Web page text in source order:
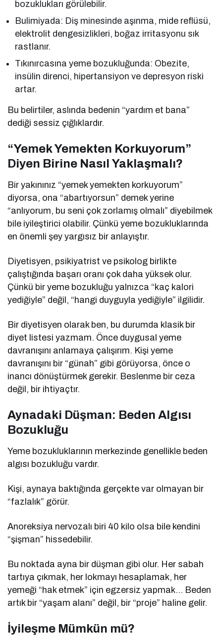
bozuklukları görülebilir.
Bulimiyada: Diş minesinde aşınma, mide reflüsü,
elektrolit dengesizlikleri, boğaz irritasyonu sık
rastlanır.
Tıkınırcasına yeme bozukluğunda: Obezite,
insülin direnci, hipertansiyon ve depresyon riski
artar.
Bu belirtiler, aslında bedenin “yardım et bana”
dediği sessiz çığlıklardır.
“Yemek Yemekten Korkuyorum”
Diyen Birine Nasıl Yaklaşmalı?
Bir yakınınız “yemek yemekten korkuyorum”
diyorsa, ona “abartıyorsun” demek yerine
“anlıyorum, bu seni çok zorlamış olmalı” diyebilmek
bile iyileştirici olabilir. Çünkü yeme bozukluklarında
en önemli şey yargısız bir anlayıştır.
Diyetisyen, psikiyatrist ve psikolog birlikte
çalıştığında başarı oranı çok daha yüksek olur.
Çünkü bir yeme bozukluğu yalnızca “kaç kalori
yediğiyle” değil, “hangi duyguyla yediğiyle” ilgilidir.
Bir diyetisyen olarak ben, bu durumda klasik bir
diyet listesi yazmam. Önce duygusal yeme
davranışını anlamaya çalışırım. Kişi yeme
davranışını bir “günah” gibi görüyorsa, önce o
inancı dönüştürmek gerekir. Beslenme bir ceza
değil, bir ihtiyaçtır.
Aynadaki Düşman: Beden Algısı
Bozukluğu
Yeme bozukluklarının merkezinde genellikle beden
algısı bozukluğu vardır.
Kişi, aynaya baktığında gerçekte var olmayan bir
“fazlalık” görür.
Anoreksiya nervozalı biri 40 kilo olsa bile kendini
“şişman” hissedebilir.
Bu noktada ayna bir düşman gibi olur. Her sabah
tartıya çıkmak, her lokmayı hesaplamak, her
yemeği “hak etmek” için egzersiz yapmak… Beden
artık bir “yaşam alanı” değil, bir “proje” haline gelir.
İyileşme Mümkün mü?